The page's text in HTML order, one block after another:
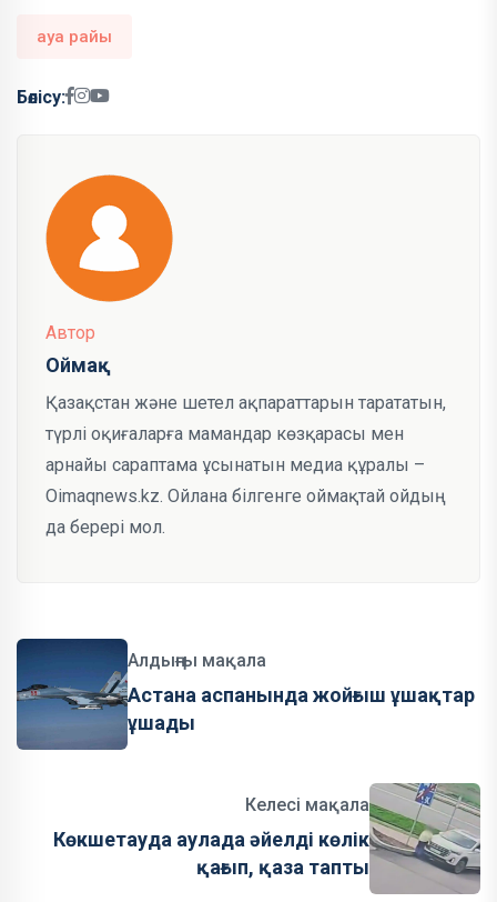
ауа райы
Бөлісу:
Автор
Оймақ
Қазақстан және шетел ақпараттарын тарататын,
түрлі оқиғаларға мамандар көзқарасы мен
арнайы сараптама ұсынатын медиа құралы –
Oimaqnews.kz. Ойлана білгенге оймақтай ойдың
да берері мол.
Алдыңғы мақала
Астана аспанында жойғыш ұшақтар
ұшады
Келесі мақала
Көкшетауда аулада әйелді көлік
қағып, қаза тапты